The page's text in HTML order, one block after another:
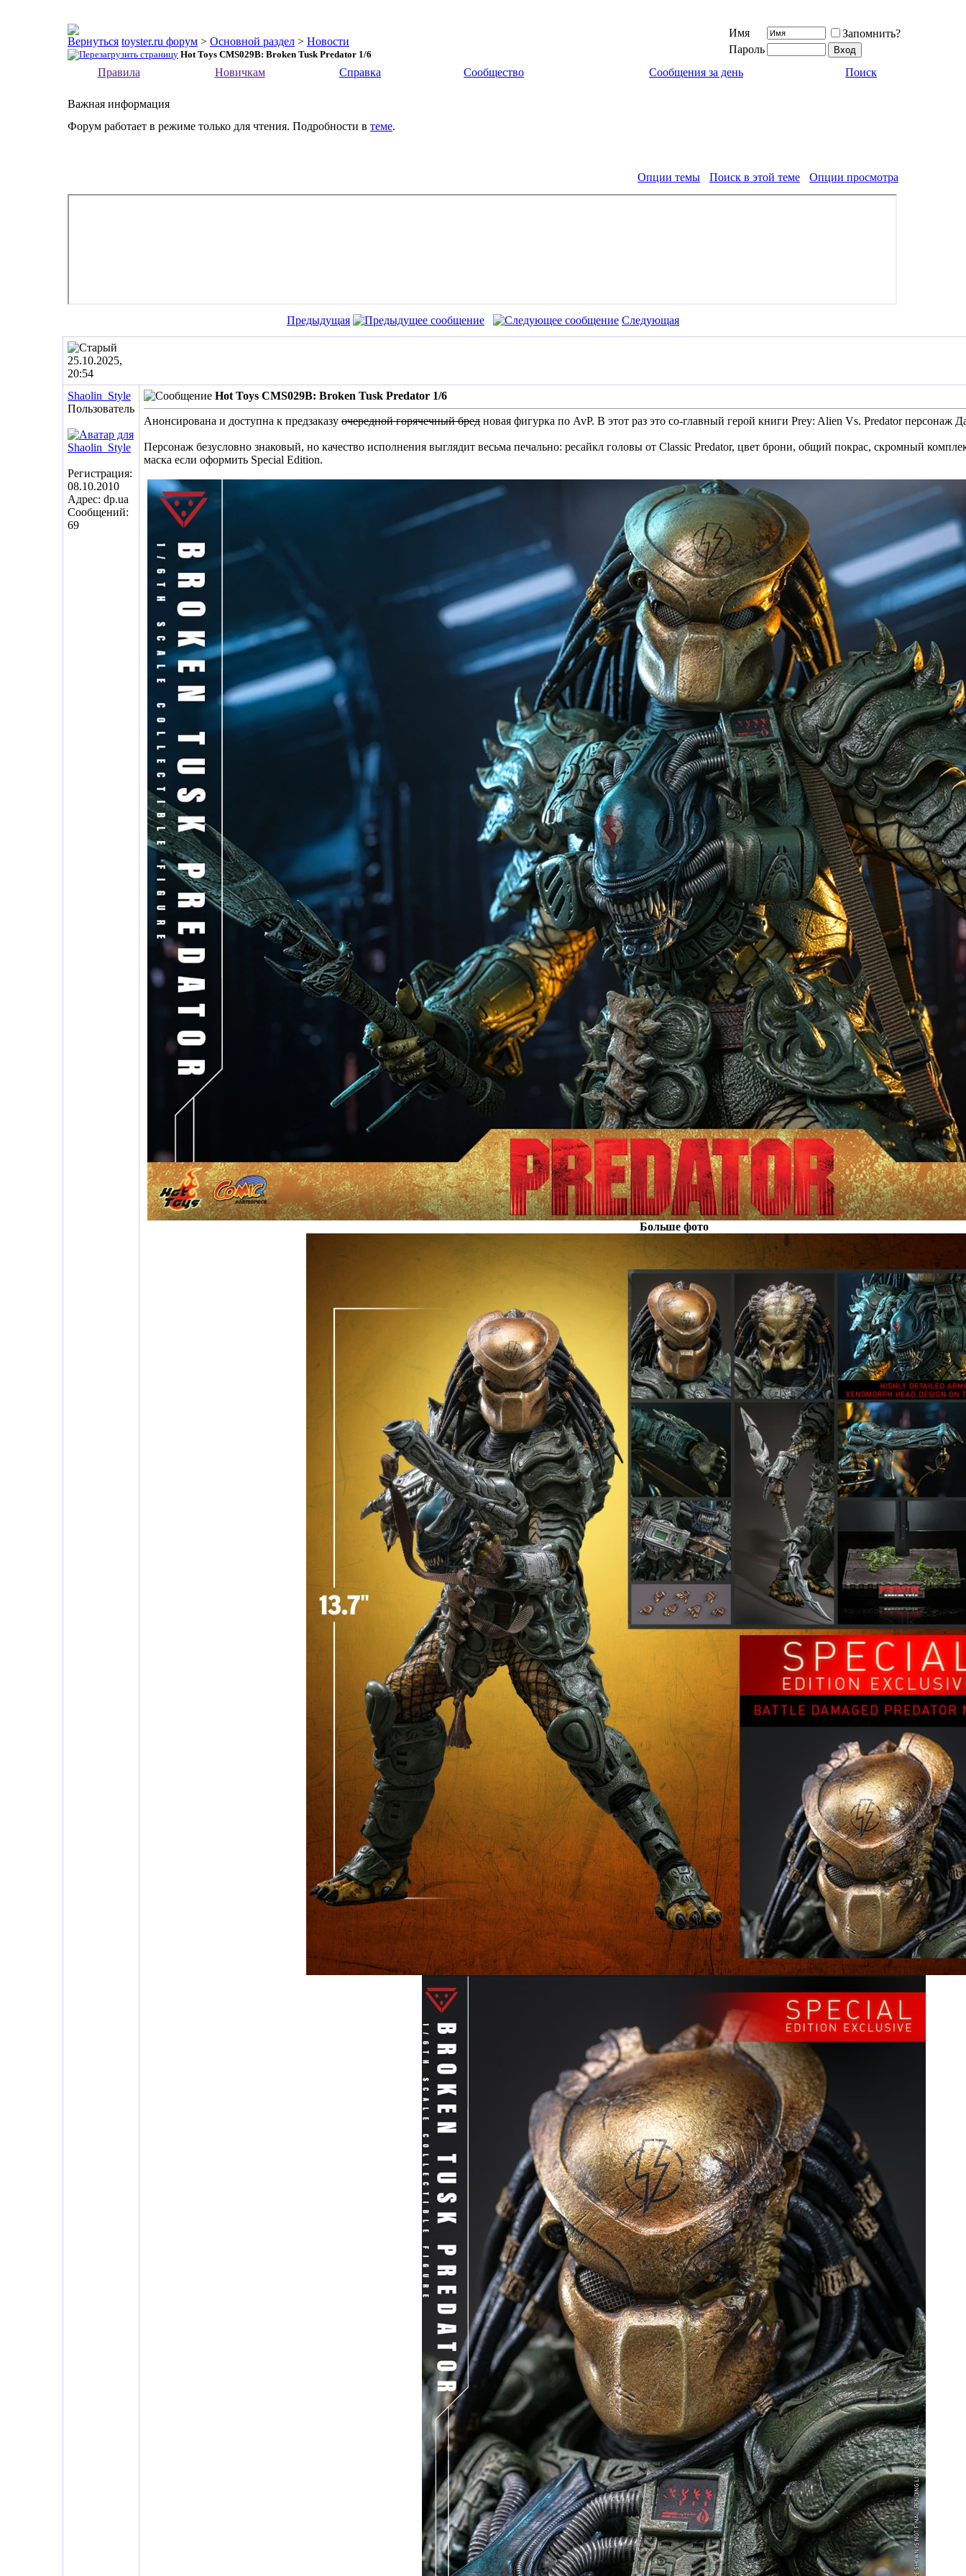
toyster.ru форум > Основной раздел > Новости
Hot Toys CMS029B: Broken Tusk Predator 1/6
Имя
Запомнить?
Пароль
Правила
Новичкам Справка Сообщество Сообщения за день Поиск
Важная информация
Форум работает в режиме только для чтения. Подробности в теме.
Опции темы Поиск в этой теме Опции просмотра
Предыдущая Следующая
25.10.2025,
20:54
Shaolin_Style
Пользователь
Регистрация:
08.10.2010
Адрес: dp.ua
Сообщений:
69
Hot Toys CMS029B: Broken Tusk Predator 1/6
Анонсирована и доступна к предзаказу очередной горячечный бред новая фигурка по AvP. В этот раз это со-главный герой книги Prey: Alien Vs. Predator персонаж
Персонаж безусловно знаковый, но качество исполнения выглядит весьма печально: ресайкл головы от Classic Predator, цвет брони, общий покрас, скромный
маска если оформить Special Edition.
Больше фото